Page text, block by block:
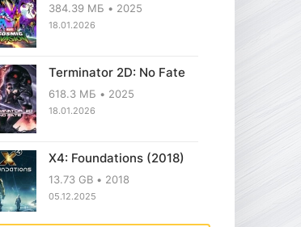
384.39 МБ 2025
18.01.2026
Terminator 2D: No Fate
618.3 МБ 2025
18.01.2026
X4: Foundations (2018)
13.73 GB 2018
05.12.2025